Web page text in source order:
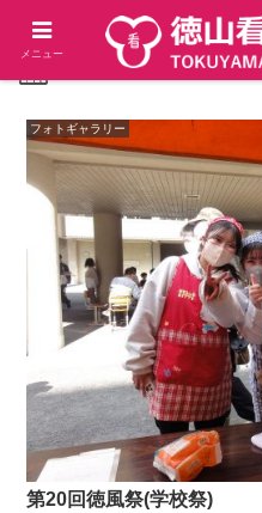
2023-11
フォトギャラリー
第20回徳風祭(学校祭)
メニュー